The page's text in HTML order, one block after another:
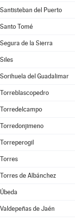
Santisteban del Puerto
Santo Tomé
Segura de la Sierra
Siles
Sorihuela del Guadalimar
Torreblascopedro
Torredelcampo
Torredonjimeno
Torreperogil
Torres
Torres de Albánchez
Úbeda
Valdepeñas de Jaén